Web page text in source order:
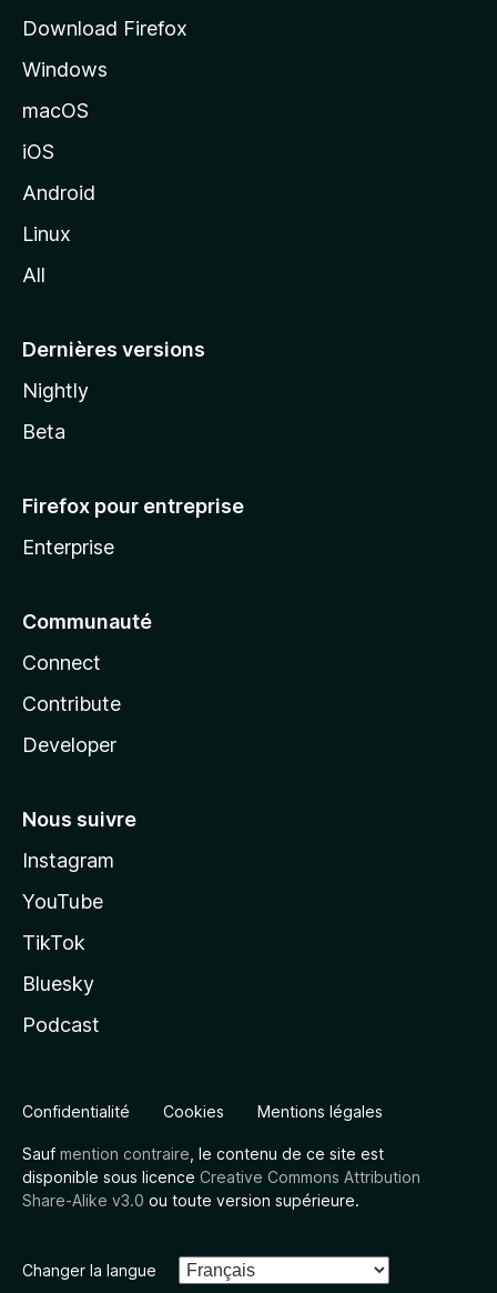
l
d
o
z
l
Download Firefox
Windows
macOS
iOS
Android
Linux
All
Dernières versions
Nightly
Beta
Firefox pour entreprise
Enterprise
Communauté
Connect
Contribute
Developer
Nous suivre
Instagram
YouTube
TikTok
Bluesky
Podcast
Confidentialité Cookies Mentions légales
Sauf mention contraire , le contenu de ce site est
disponible sous licence Creative Commons Attribution
Share-Alike v3.0 ou toute version supérieure.
Changer la langue